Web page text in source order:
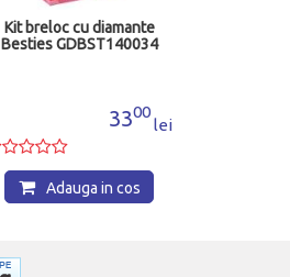
Kit breloc cu diamante
Besties GDBST140034
3300
lei
Adauga in cos